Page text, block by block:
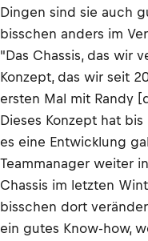
Dingen sind sie auch
bisschen anders im
"Das Chassis, das wir
Konzept, das wir seit
ersten Mal mit Randy
Dieses Konzept hat
es eine Entwicklung
Teammanager weiter
Chassis im letzten
bisschen dort
ein gutes Know-how,